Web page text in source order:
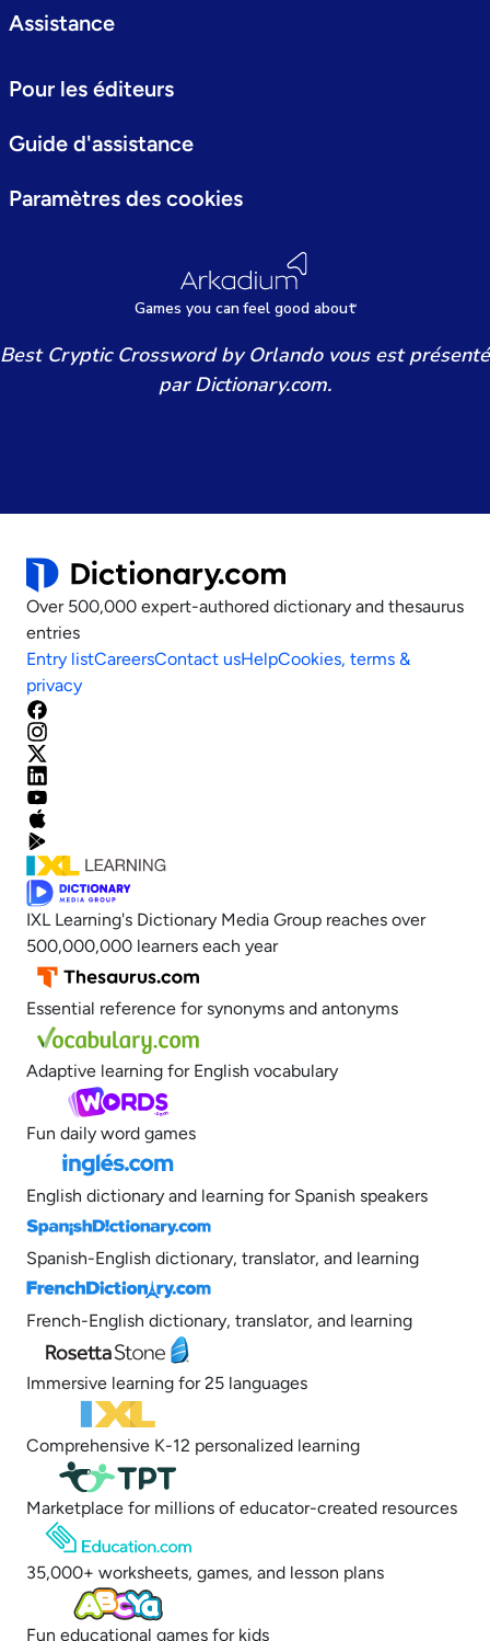
Games you canfeel good about
Assistance
Pour les éditeurs
Guide d'assistance
Paramètres des cookies
Best Cryptic Crossword by Orlando vous est présenté
par Dictionary.com.
Over 500,000 expert-authored dictionary and thesaurus
entries
Entry listCareersContact usHelpCookies, terms &
privacy
IXL Learning's Dictionary Media Group reaches over
500,000,000 learners each year
Essential reference for synonyms and antonyms
Adaptive learning for English vocabulary
Fun daily word games
English dictionary and learning for Spanish speakers
Spanish-English dictionary, translator, and learning
French-English dictionary, translator, and learning
Immersive learning for 25 languages
Comprehensive K-12 personalized learning
Marketplace for millions of educator-created resources
35,000+ worksheets, games, and lesson plans
Fun educational games for kids